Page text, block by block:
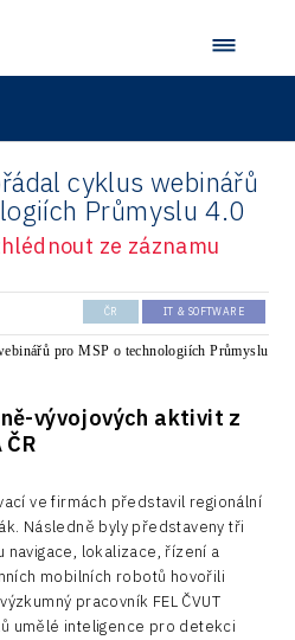
cyklus webinářů
Průmyslu 4.0
ze záznamu
ČR IT & SOFTWARE
vývojových aktivit z
ve firmách představil regionální
Následně byly představeny tři
lokalizace, řízení a
mobilních robotů hovořili
pracovník FEL ČVUT
umělé inteligence pro detekci